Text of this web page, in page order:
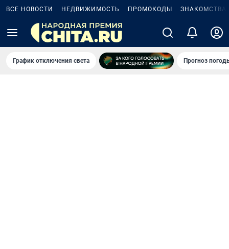
ВСЕ НОВОСТИ НЕДВИЖИМОСТЬ ПРОМОКОДЫ ЗНАКОМСТВА
График отключения света Прогноз